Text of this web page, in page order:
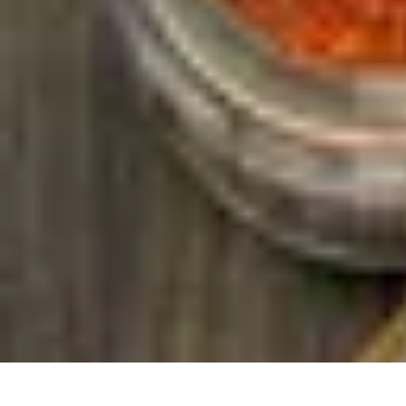
DécouverteDécouvertes fromagères Dégustation
Fromages du Monde